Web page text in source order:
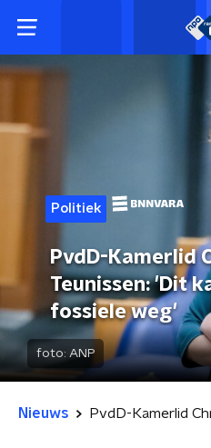
Politiek
PvdD-Kamerlid
Teunissen: 'Dit
fossiele weg'
foto: ANP
Nieuws